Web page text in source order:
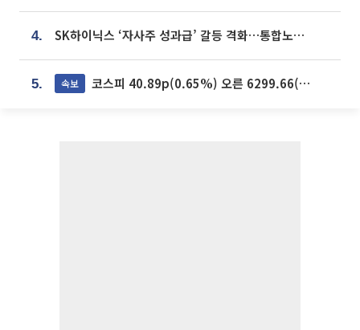
4. SK하이닉스 ‘자사주 성과급’ 갈등 격화…통합노조 출범 움직임
5. 속보 코스피 40.89p(0.65%) 오른 6299.66(마감)